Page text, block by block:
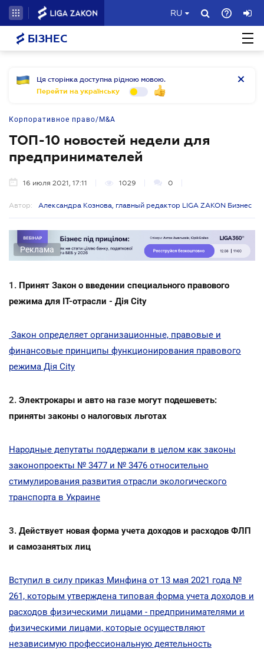
RU
БІЗНЕС
Ця сторінка доступна рідною мовою.
Перейти на українську
Корпоративное право/M&A
ТОП-10 новостей недели для
предпринимателей
16 июля 2021, 17:11 1029 0
Автор: Александра Кознова, главный редактор LIGA ZAKON Бизнес
Реклама
1. Принят Закон о введении специального правового
режима для ІТ-отрасли - Дія City
Закон определяет организационные, правовые и
финансовые принципы функционирования правового
режима Дія City
2. Электрокары и авто на газе могут подешеветь:
приняты законы о налоговых льготах
Народные депутаты поддержали в целом как законы
законопроекты № 3477 и № 3476 относительно
стимулирования развития отрасли экологического
транспорта в Украине
3. Действует новая форма учета доходов и расходов ФЛП
и самозанятых лиц
Вступил в силу приказ Минфина от 13 мая 2021 года №
261, которым утверждена типовая форма учета доходов и
расходов физическими лицами - предпринимателями и
физическими лицами, которые осуществляют
независимую профессиональную деятельность